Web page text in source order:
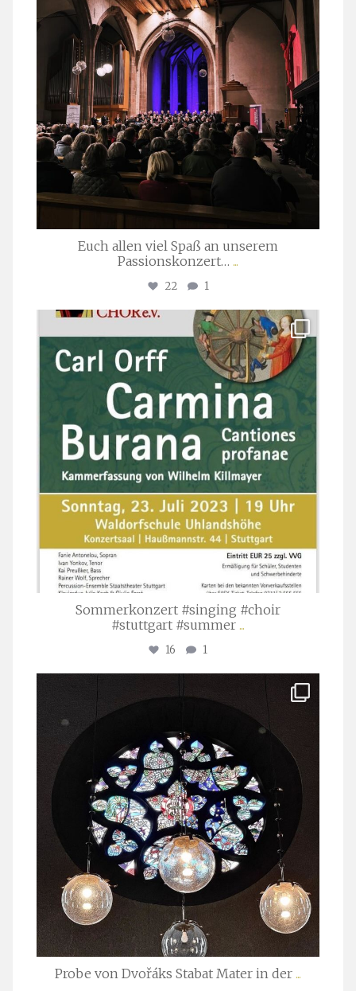
Euch allen viel Spaß an unserem
Passionskonzert… ...
22 1
stuttgarter_oratorienchor
Juli 22
Sommerkonzert #singing #choir
#stuttgart #summer ...
16 1
Apr. 1
Probe von Dvořáks Stabat Mater in der ...